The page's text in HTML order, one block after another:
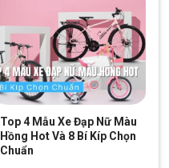
Top 4 Mẫu Xe Đạp Nữ Màu
Hồng Hot Và 8 Bí Kíp Chọn
Chuẩn